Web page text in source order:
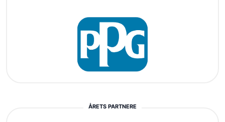
ÅRETS PARTNERE